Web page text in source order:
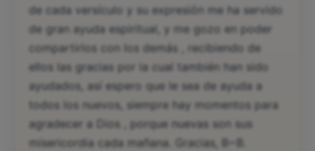
de cada versículo y su expresión me ha servido
de gran ayuda espiritual, y me gozo en poder
compartirlos con los demás , recibiendo de
ellos las gracias por la cual también han sido
ayudados, así espero que le sea de ayuda a
todos los nuevos, siempre hay momentos para
agradecer a Dios , porque nuevas son sus
misericordia cada mañana. Gracias, B~B.